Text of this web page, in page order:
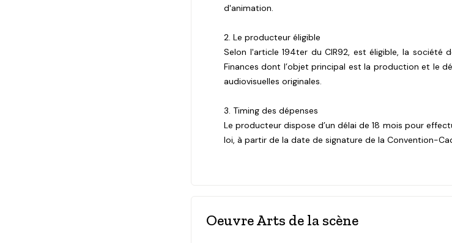
d'animation.
2. Le producteur éligible
Selon l'article 194ter du CIR92, est éligible, la société
Finances dont l’objet principal est la production et le
audiovisuelles originales.
3. Timing des dépenses
Le producteur dispose d’un délai de 18 mois pour
loi, à partir de la date de signature de la Convention-
Oeuvre Arts de la scène